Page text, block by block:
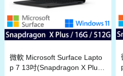
微軟 Microsoft Surface Lapto
p 7 13吋(Snapdragon X Plus/